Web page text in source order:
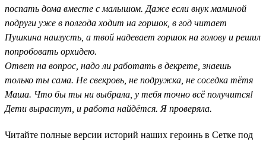
поспать дома вместе с малышом. Даже если внук маминой
подруги уже в полгода ходит на горшок, в год читает
Пушкина наизусть, а твой надевает горшок на голову и решил
попробовать орхидею.
Ответ на вопрос, надо ли работать в декрете, знаешь
только ты сама. Не свекровь, не подружка, не соседка тётя
Маша. Что бы ты ни выбрала, у тебя точно всё получится!
Дети вырастут, и работа найдётся. Я проверяла.
Читайте полные версии историй наших героинь в Сетке под